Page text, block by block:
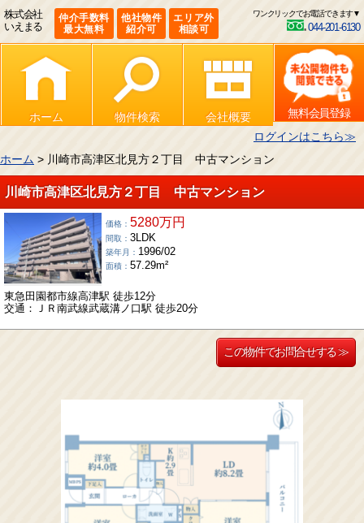
株式会社
いえまる
仲介手数料
最大無料
他社物件
紹介可
エリア外
相談可
ワンクリックでお電話できます▼
044-201-6130
ホーム 物件検索 会社概要
無料会員登録
ログインはこちら≫
ホーム > 川崎市高津区北見方２丁目 中古マンション
川崎市高津区北見方２丁目 中古マンション
価格： 5280万円
間取： 3LDK
築年月： 1996/02
面積： 57.29m²
東急田園都市線高津駅 徒歩12分
交通：ＪＲ南武線武蔵溝ノ口駅 徒歩20分
この物件でお問合せする ≫